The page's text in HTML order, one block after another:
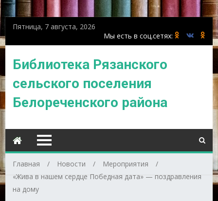
Пятница, 7 августа, 2026
Библиотека Рязанского
сельского поселения
Белореченского района
Главная Новости
Мероприятия
«Жива в нашем сердце Победная дата» — поздравления
на дому